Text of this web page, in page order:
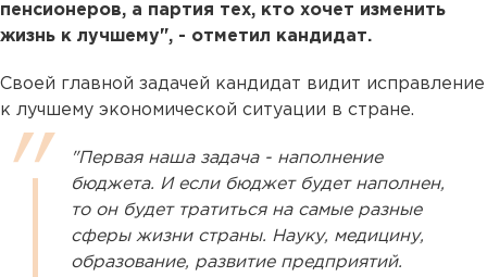
пенсионеров, а партия тех, кто хочет изменить
жизнь к лучшему", - отметил кандидат.
Своей главной задачей кандидат видит исправление
к лучшему экономической ситуации в стране.
"Первая наша задача - наполнение
бюджета. И если бюджет будет наполнен,
то он будет тратиться на самые разные
сферы жизни страны. Науку, медицину,
образование, развитие предприятий.